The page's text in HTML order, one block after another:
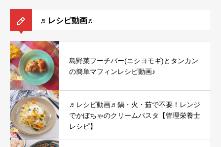
♬レシピ動画♬
島野菜フーチバー(ニシヨモギ)とタンカン
の簡単マフィンレシピ動画♪
♬レシピ動画♬鍋・火・茹で不要！レンジ
でかぼちゃのクリームパスタ【管理栄養士
レシピ】